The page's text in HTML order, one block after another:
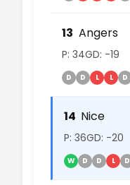
13 Angers
P: 34GD: -19
D D L L D
14 Nice
P: 36GD: -20
W D D L D